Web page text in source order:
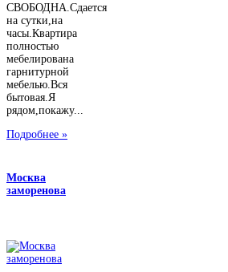
СВОБОДНА.Сдается
на сутки,на
часы.Квартира
полностью
мебелирована
гарнитурной
мебелью.Вся
бытовая.Я
рядом,покажу...
Подробнее »
Москва
заморенова